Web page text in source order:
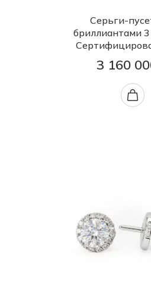
Серьги-
бриллиантами 3
3 160